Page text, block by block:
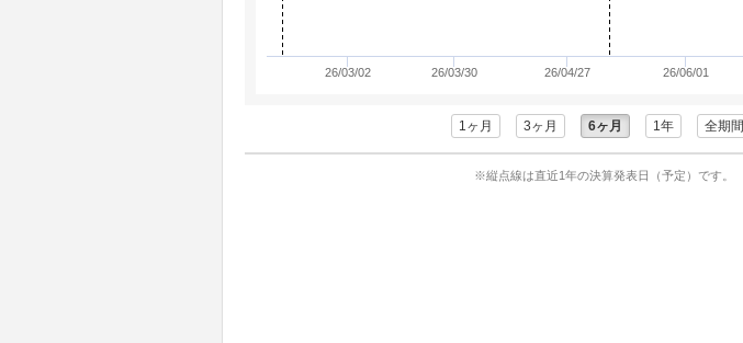
26/03/02 26/03/30 26/04/27 26/06/01
1ヶ月 3ヶ月 6ヶ月 1年 全期間
※縦点線は直近1年の決算発表日（予定）です。